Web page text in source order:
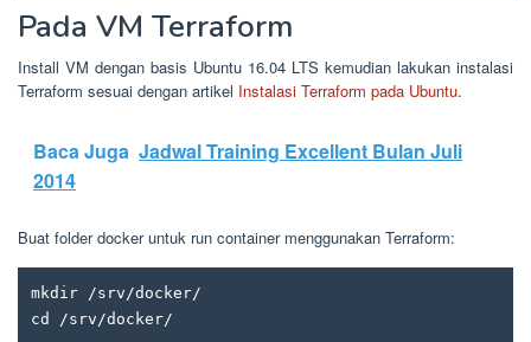
Pada VM Terraform
Install VM dengan basis Ubuntu 16.04 LTS kemudian lakukan instalasi
Terraform sesuai dengan artikel Instalasi Terraform pada Ubuntu.
Baca Juga Jadwal Training Excellent Bulan Juli
2014
Buat folder docker untuk run container menggunakan Terraform:
mkdir /srv/docker/
cd /srv/docker/